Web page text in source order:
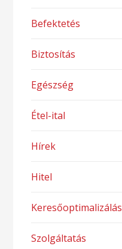
Befektetés
Biztosítás
Egészség
Étel-ital
Hírek
Hitel
Keresőoptimalizálás
Szolgáltatás